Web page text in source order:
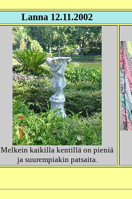
Lanna 12.11.2002
Melkein kaikilla kentillä on pieniä
ja suurempiakin patsaita.